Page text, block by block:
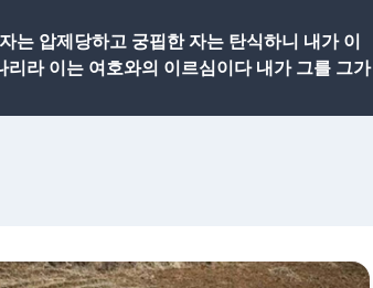
는 압제당하고 궁핍한 자는 탄식하니 내가 이
리라 이는 여호와의 이르심이다 내가 그를 그가